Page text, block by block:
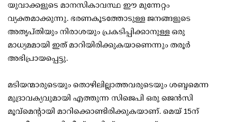
യുവാക്കളുടെ മാനസികാവസ്ഥ ഈ മുന്നേറ്റം
വ്യക്തമാക്കുന്നു. ഭരണകൂടത്തോടുള്ള ജനങ്ങളുടെ
അതൃപ്തിയും നിരാശയും പ്രകടിപ്പിക്കാനുള്ള ഒരു
മാധ്യമമായി ഇത് മാറിയിരിക്കുകയാണെന്നും തരൂര്‍
അഭിപ്രായപ്പെട്ടു.
മടിയന്മാരുടെയും തൊഴിലില്ലാത്തവരുടെയും ശബ്ദമെന്ന
മുദ്രാവക്യവുമായി എത്തുന്ന സിജെപി ഒരു ജെന്‍സി
മൂവ്‌മെന്റായി മാറിക്കൊണ്ടിരിക്കുകയാണ്. മെയ് 15ന്